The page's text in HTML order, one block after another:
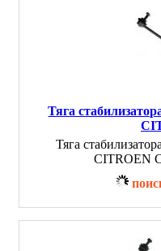
Тяга
Тяга
CITROEN